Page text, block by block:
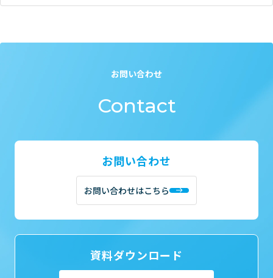
お問い合わせ
Contact
お問い合わせ
お問い合わせはこちら
資料ダウンロード